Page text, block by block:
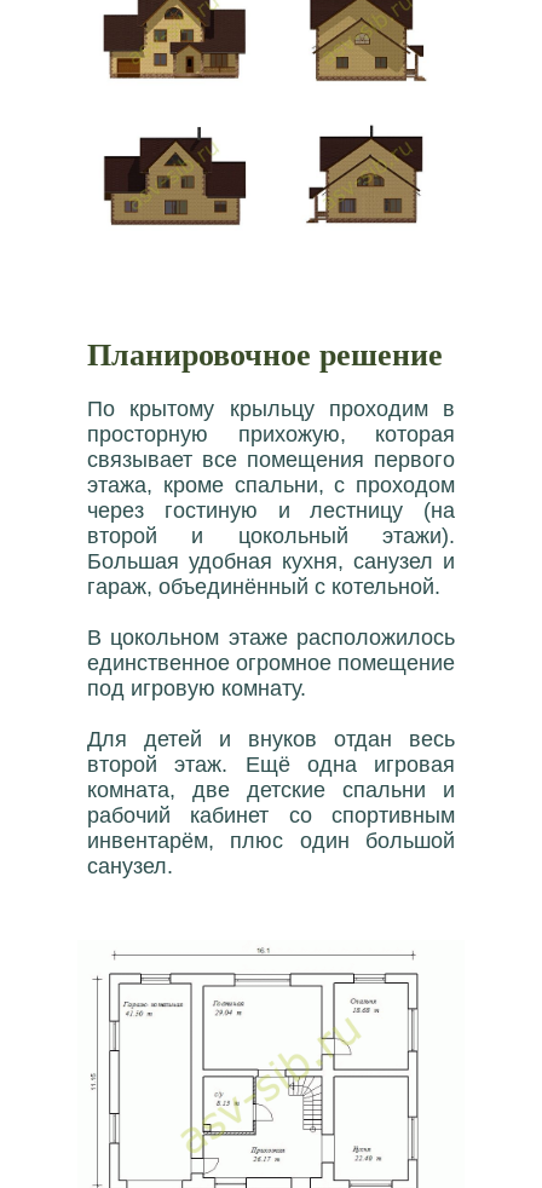
Планировочное решение
По крытому крыльцу проходим в
просторную прихожую, которая
связывает все помещения первого
этажа, кроме спальни, с проходом
через гостиную и лестницу (на
второй и цокольный этажи).
Большая удобная кухня, санузел и
гараж, объединённый с котельной.
В цокольном этаже расположилось
единственное огромное помещение
под игровую комнату.
Для детей и внуков отдан весь
второй этаж. Ещё одна игровая
комната, две детские спальни и
рабочий кабинет со спортивным
инвентарём, плюс один большой
санузел.